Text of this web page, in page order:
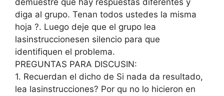
demuestre que hay respuestas diferentes y
diga al grupo. Tenan todos ustedes la misma
hoja ?. Luego deje que el grupo lea
lasinstruccionesen silencio para que
identifiquen el problema.
PREGUNTAS PARA DISCUSIN:
1. Recuerdan el dicho de Si nada da resultado,
lea lasinstrucciones? Por qu no lo hicieron en